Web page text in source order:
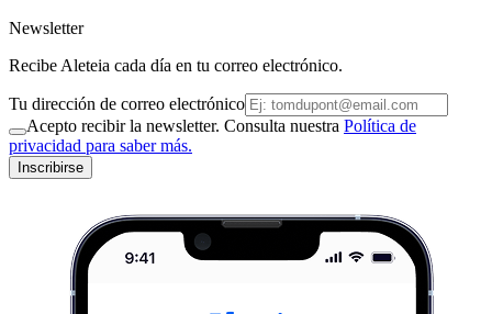
Newsletter
Recibe Aleteia cada día en tu correo electrónico.
Tu dirección de correo electrónico
Acepto recibir la newsletter. Consulta nuestra Política de
privacidad para saber más.
Inscribirse